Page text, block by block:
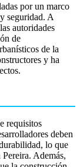
por un marco
seguridad. A
autoridades
de
de la
y ha
requisitos
deben
lo que
Además,